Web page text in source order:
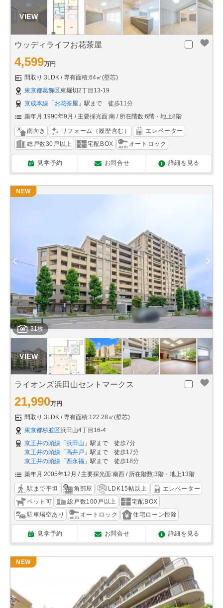
ウッディライフお花茶屋
4,599万円
間取り:3LDK
専有面積:64㎡(壁芯)
東京都葛飾区東堀切2丁目13-19
京成本線 「 お花茶屋 」駅まで 徒歩11分
築年月:1990年9月
主要採光面:南 所在階数:6階・地上8階
南向き リフォーム（履歴含む）
エレベーター
総戸数30戸以上
宅配BOX オートロック
見学予約 お問合せ 詳細を見る
31枚
NEW
ライオンズ浜田山セントマークス
21,990万円
間取り:3LDK
専有面積:122.28㎡(壁芯)
東京都杉並区浜田山4丁目16-4
京王井の頭線 「 浜田山 」駅まで 徒歩7分
京王井の頭線 「 高井戸 」駅まで 徒歩17分
京王井の頭線 「 西永福 」駅まで 徒歩18分
築年月:2005年12月
主要採光面:南西 所在階数:3階・地上13階
駅まで平坦 角部屋 LDK15帖以上
エレベーター
ペット可
総戸数100戸以上
宅配BOX
駐車場空あり
オートロック 住宅ローン控除
見学予約 お問合せ 詳細を見る
NEW